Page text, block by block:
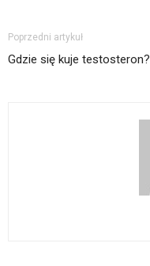
Poprzedni artykuł
Gdzie się kuje testosteron?